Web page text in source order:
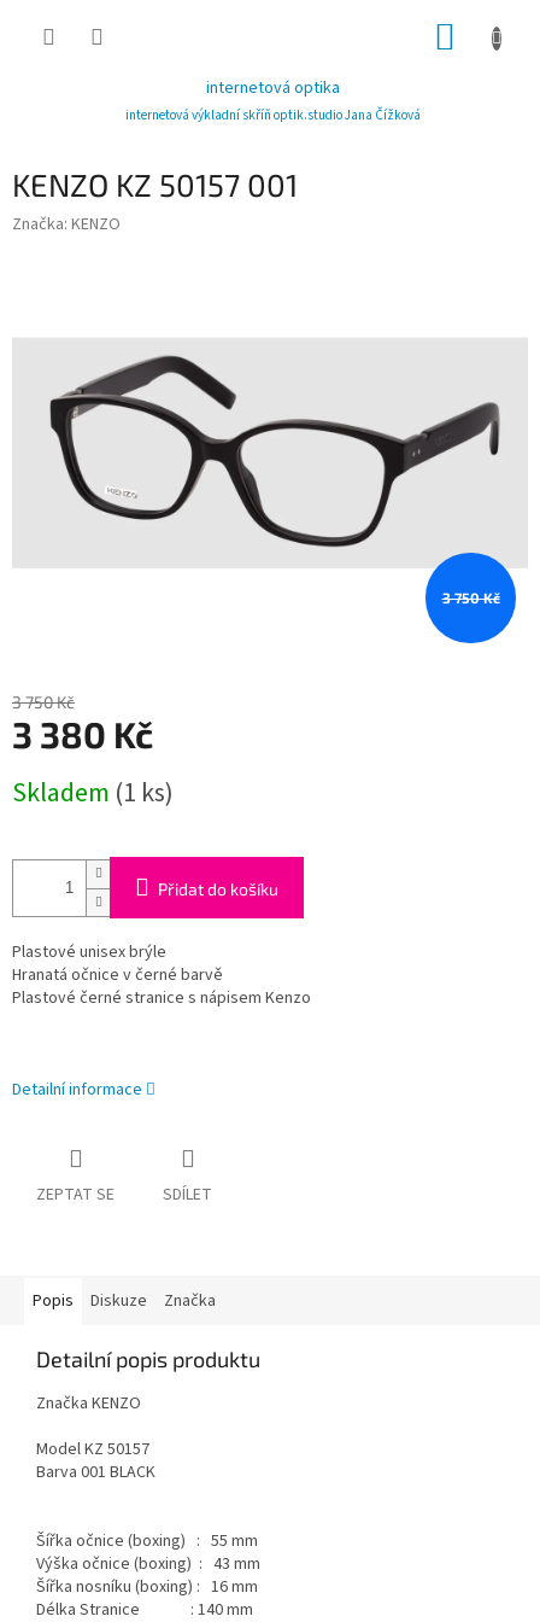
internetová optika
internetová výkladní skříň optik.studio Jana Čížková
KENZO KZ 50157 001
Značka: KENZO
3 750 Kč
3 750 Kč
3 380 Kč
cena:
Skladem (1 ks)
Přidat do košíku
Plastové unisex brýle
Hranatá očnice v černé barvě
Plastové černé stranice s nápisem Kenzo
Detailní informace
ZEPTAT SE SDÍLET
Popis Diskuze Značka
Detailní popis produktu
Značka KENZO
Model KZ 50157
Barva 001 BLACK
Šířka očnice (boxing) : 55 mm
Výška očnice (boxing) : 43 mm
Šířka nosníku (boxing) : 16 mm
Délka Stranice : 140 mm